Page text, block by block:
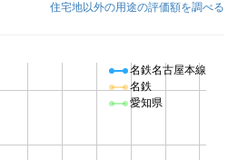
住宅地以外の用途の評価額を調べる
名鉄名古屋本線
名鉄
愛知県